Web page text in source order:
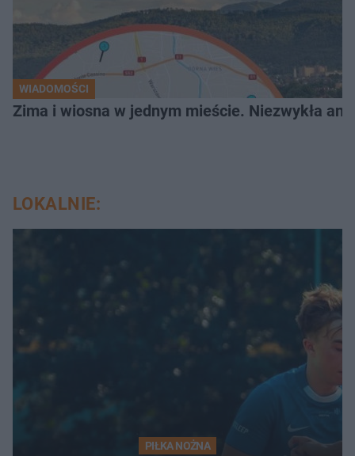
WIADOMOŚCI
Zima i wiosna w jednym mieście. Niezwykła
LOKALNIE:
PIŁKA NOŻNA